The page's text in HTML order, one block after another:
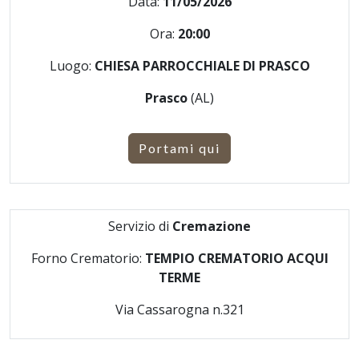
Ora: 20:00
Luogo: CHIESA PARROCCHIALE DI PRASCO
Prasco(AL)
Portami qui
Servizio di Cremazione
Forno Crematorio: TEMPIO CREMATORIO ACQUI
TERME
Via Cassarogna n.321